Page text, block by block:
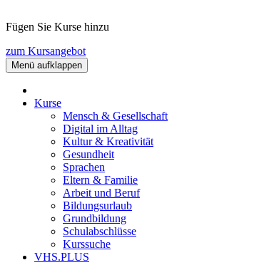
Fügen Sie Kurse hinzu
zum Kursangebot
Menü aufklappen
Kurse
Mensch & Gesellschaft
Digital im Alltag
Kultur & Kreativität
Gesundheit
Sprachen
Eltern & Familie
Arbeit und Beruf
Bildungsurlaub
Grundbildung
Schulabschlüsse
Kurssuche
VHS.PLUS